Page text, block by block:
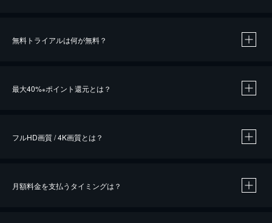
無料トライアルは何が無料？
最大40%※ポイント還元とは？
※40％ポイント還元の対象は、クレジットカード決済による作品の購入 / レンタルです。
フルHD画質 / 4K画質とは？
月額料金を支払うタイミングは？